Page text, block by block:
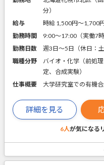
分）
給与
時給 1,500円〜1,700
勤務時間
9:00～17:00（実働7時
勤務日数
週3日～5日（休日：土
職種分野
バイオ・化学（前処
定、合成実験）
仕事概要
大学研究室での有機
詳細を見る
6人が気になる